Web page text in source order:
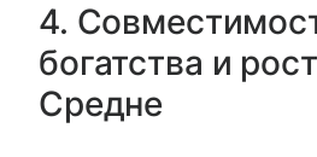
4.
богатства и
Средне